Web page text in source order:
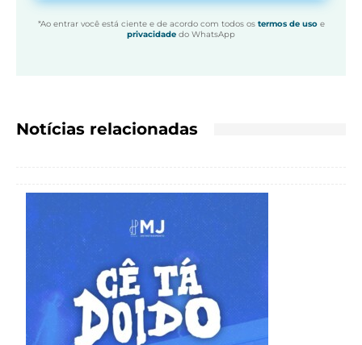
*Ao entrar você está ciente e de acordo com todos os termos de usoe
privacidade do WhatsApp
Notícias relacionadas